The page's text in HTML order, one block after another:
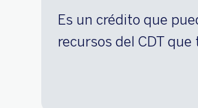
Es un crédito que
recursos del CDT